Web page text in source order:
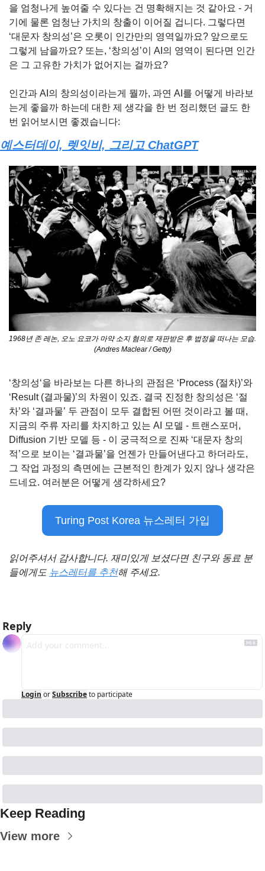
을 엄청나게 높여줄 수 있다는 건 명확해지는 것 같아요 - 거
기에 물론 엄청난 가치의 창출이 이어질 겁니다. 그렇다면
‘대문자 창의성’은 오롯이 인간만의 영역일까요? 앞으로도
그렇게 남을까요? 또는, ‘창의성’이 AI의 영역이 된다면 인간
은 그 고유한 가치가 없어지는 걸까요?
인간과 AI의 창의성이라는게 뭘까, 과연 AI를 어떻게 바라보
는게 좋을까 하는데 대한 제 생각을 한 번 정리했던 글도 한
번 읽어보시면 좋겠습니다:
예스터데이, 렛잇비, 그리고 ChatGPT
1968년 존 레논, 오노 요코가 마약 소지 혐의로 재판받은 후 법정을 떠나는 모습.
(Andres Maclear / Getty)
‘창의성‘을 바라보는 다른 하나의 관점은 ‘Process (절차)’와
‘Result (결과물)’의 차원이 있죠. 결국 진정한 창의성은 ‘절
차’와 ‘결과물’ 두 관점이 모두 결합된 어떤 것이라고 볼 때,
지금의 주류 자리를 차지하고 있는 AI 모델 - 트랜스포머,
Diffusion 기반 모델 등 - 이 궁극적으로 진짜 ‘대문자 창의
적’으로 보이는 ‘결과물’을 언젠가 만들어낸다고 하더라도,
그 작업 과정의 측면에는 근본적인 한계가 있지 않나 생각은
드네요. 여러분은 어떻게 생각하세요?
Turing Post Korea 뉴스레터 가입
읽어주셔서 감사합니다. 재미있게 보셨다면 친구와 동료 분
들에게도 뉴스레터를 추천해 주세요.
Reply
Login orSubscribeto participate
Keep Reading
View more